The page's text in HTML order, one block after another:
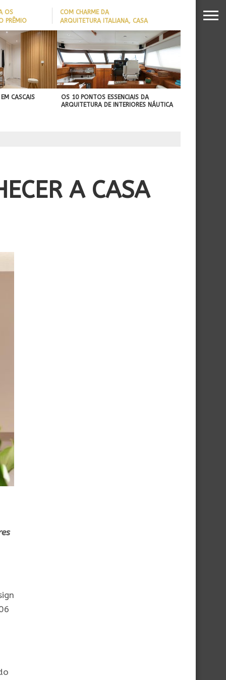
OS
PRÊMIO
DA
COM CHARME DA
ARQUITETURA ITALIANA, CASA
DE VILA COM 120M² GANHA
‘CARTÃO DE VISITAS’ COM
PAREDE DE TIJOLOS
APARENTES; CONFIRA
CASCAIS
OS 10 PONTOS ESSENCIAIS DA
ARQUITETURA DE INTERIORES NÁUTICA
A CASA